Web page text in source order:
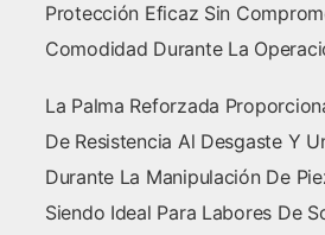
Protección Eficaz Sin
Comodidad Durante La
La Palma Reforzada
De Resistencia Al Desgaste Y
Durante La Manipulación De
Siendo Ideal Para Labores De